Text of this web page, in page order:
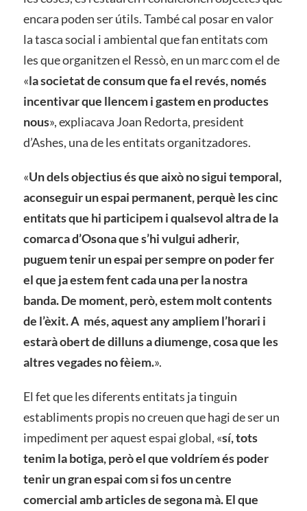
encara poden ser útils. També cal posar en valor
la tasca social i ambiental que fan entitats com
les que organitzen el Ressò, en un marc com el de
«la societat de consum que fa el revés, només
incentivar que llencem i gastem en productes
nous», expliacava Joan Redorta, president
d’Ashes, una de les entitats organitzadores.
«Un dels objectius és que això no sigui temporal,
aconseguir un espai permanent, perquè les cinc
entitats que hi participem i qualsevol altra de la
comarca d’Osona que s’hi vulgui adherir,
puguem tenir un espai per sempre on poder fer
el que ja estem fent cada una per la nostra
banda. De moment, però, estem molt contents
de l’èxit. A més, aquest any ampliem l’horari i
estarà obert de dilluns a diumenge, cosa que les
altres vegades no fèiem.».
El fet que les diferents entitats ja tinguin
establiments propis no creuen que hagi de ser un
impediment per aquest espai global, «sí, tots
tenim la botiga, però el que voldríem és poder
tenir un gran espai com si fos un centre
comercial amb articles de segona mà. El que